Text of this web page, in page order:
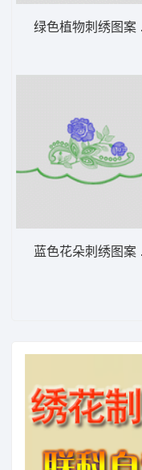
绿色植物刺绣图案
蓝色花朵刺绣图案